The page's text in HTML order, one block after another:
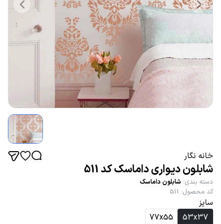
خانه نگار
شابلون دیواری داماسک کد 511
دسته بندی: شابلون داماسک
کد محصول:
511
سایز
53x37
77x55